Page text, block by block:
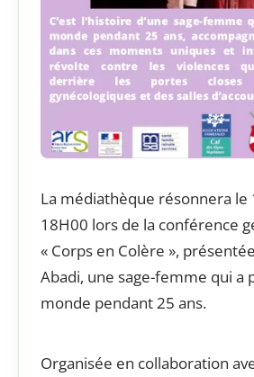
La médiathèque résonnera le
18H00 lors de la conférence
« Corps en Colère »,
Abadi, une sage-femme qui a
monde pendant 25 ans.
Organisée en collaboration